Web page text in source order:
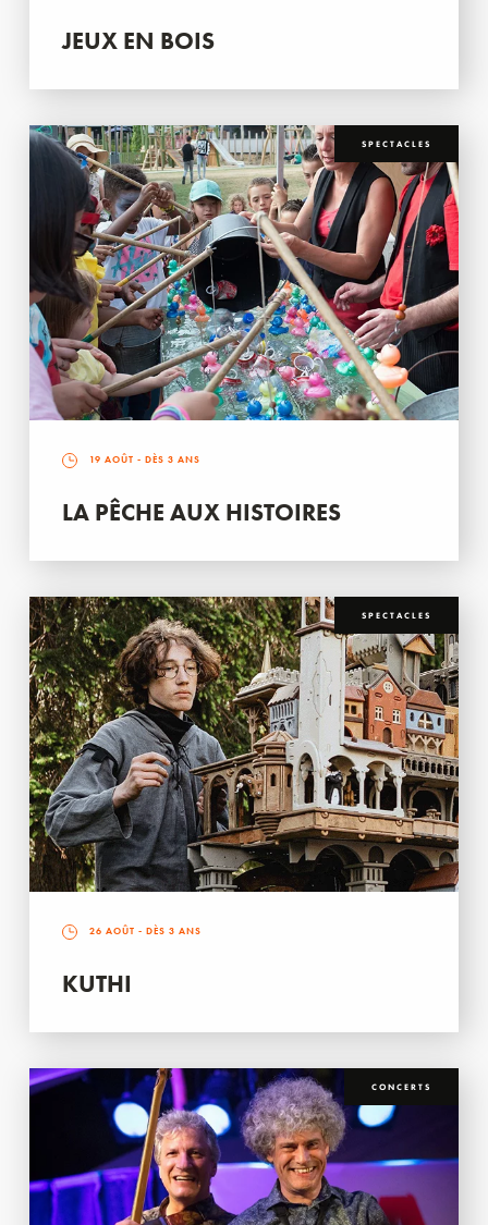
JEUX EN BOIS
SPECTACLES
19 AOÛT - DÈS 3 ANS
LA PÊCHE AUX HISTOIRES
SPECTACLES
26 AOÛT - DÈS 3 ANS
KUTHI
CONCERTS